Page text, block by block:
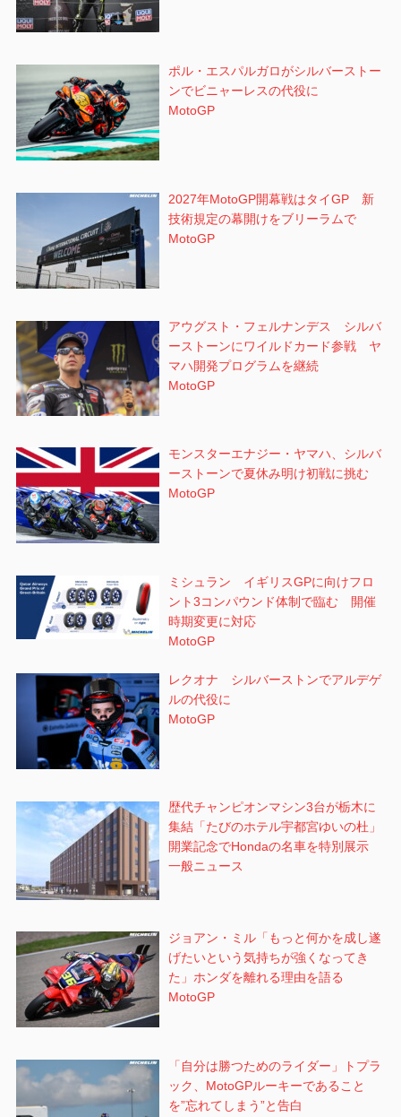
ポル・エスパルガロがシルバーストー
ンでビニャーレスの代役に
MotoGP
2027年MotoGP開幕戦はタイGP 新
技術規定の幕開けをブリーラムで
MotoGP
アウグスト・フェルナンデス シルバ
ーストーンにワイルドカード参戦 ヤ
マハ開発プログラムを継続
MotoGP
モンスターエナジー・ヤマハ、シルバ
ーストーンで夏休み明け初戦に挑む
MotoGP
ミシュラン イギリスGPに向けフロ
ント3コンパウンド体制で臨む 開催
時期変更に対応
MotoGP
レクオナ シルバーストンでアルデゲ
ルの代役に
MotoGP
歴代チャンピオンマシン3台が栃木に
集結「たびのホテル宇都宮ゆいの杜」
開業記念でHondaの名車を特別展示
一般ニュース
ジョアン・ミル「もっと何かを成し遂
げたいという気持ちが強くなってき
た」ホンダを離れる理由を語る
MotoGP
「自分は勝つためのライダー」トプラ
ック、MotoGPルーキーであること
を”忘れてしまう”と告白